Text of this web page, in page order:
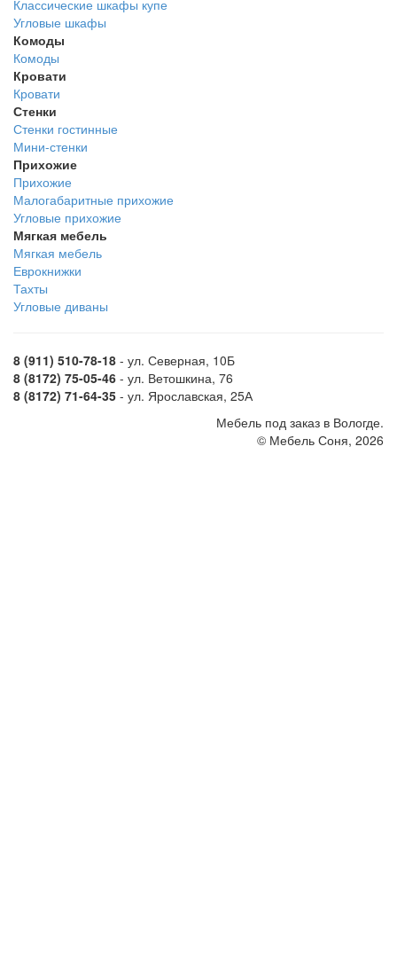
Классические шкафы купе
Угловые шкафы
Комоды
Комоды
Кровати
Кровати
Стенки
Стенки гостинные
Мини-стенки
Прихожие
Прихожие
Малогабаритные прихожие
Угловые прихожие
Мягкая мебель
Мягкая мебель
Еврокнижки
Тахты
Угловые диваны
8 (911) 510-78-18 - ул. Северная, 10Б
8 (8172) 75-05-46 - ул. Ветошкина, 76
8 (8172) 71-64-35 - ул. Ярославская, 25А
Мебель под заказ в Вологде.
© Мебель Соня, 2026